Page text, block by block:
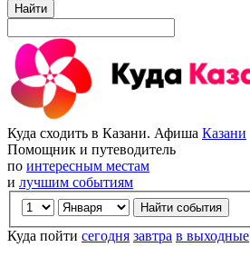
Найти
Куда сходить в Казани. Афиша Казани
Помощник и путеводитель
по интересным местам
и лучшим событиям
Куда пойти сегодня завтра в выходные